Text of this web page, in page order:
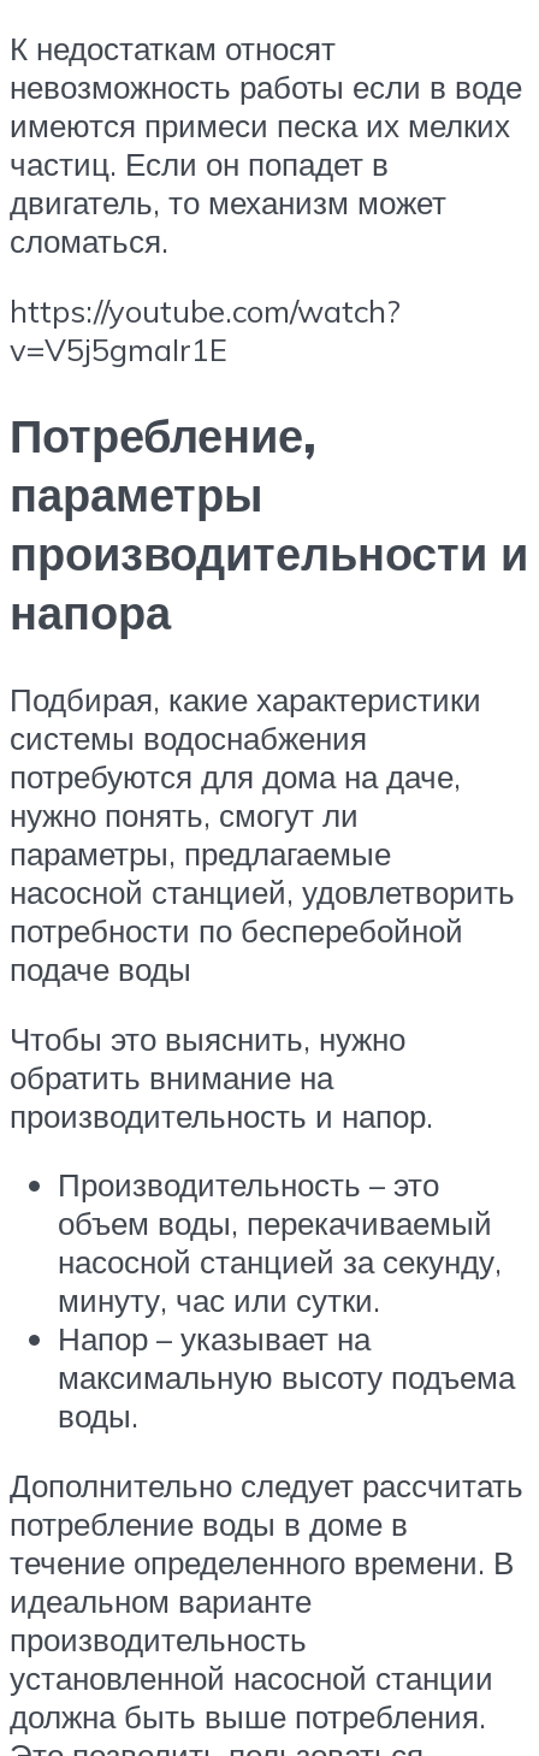
К недостаткам относят
невозможность работы если в воде
имеются примеси песка их мелких
частиц. Если он попадет в
двигатель, то механизм может
сломаться.
https://youtube.com/watch?
v=V5j5gmaIr1E
Потребление,
параметры
производительности и
напора
Подбирая, какие характеристики
системы водоснабжения
потребуются для дома на даче,
нужно понять, смогут ли
параметры, предлагаемые
насосной станцией, удовлетворить
потребности по бесперебойной
подаче воды
Чтобы это выяснить, нужно
обратить внимание на
производительность и напор.
Производительность – это
объем воды, перекачиваемый
насосной станцией за секунду,
минуту, час или сутки.
Напор – указывает на
максимальную высоту подъема
воды.
Дополнительно следует рассчитать
потребление воды в доме в
течение определенного времени. В
идеальном варианте
производительность
установленной насосной станции
должна быть выше потребления.